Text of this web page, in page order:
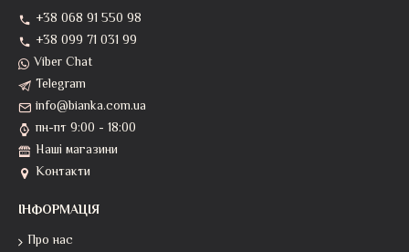
+38 068 91 550 98
+38 099 71 031 99
Viber Chat
Telegram
info@bianka.com.ua
пн-пт 9:00 - 18:00
Наші магазини
Контакти
ІНФОРМАЦІЯ
Про нас